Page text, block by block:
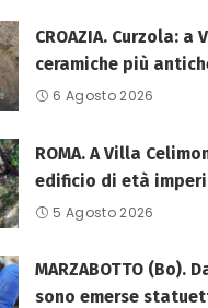
CROAZIA. Curzola: a
ceramiche più
6 Agosto 2026
ROMA. A Villa
edificio di età
5 Agosto 2026
MARZABOTTO (Bo).
sono emerse